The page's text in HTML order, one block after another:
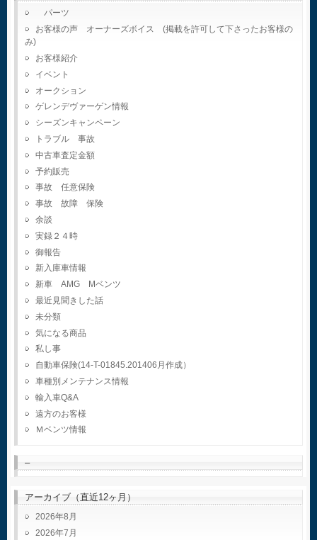
パーツ
お客様の声 オーナーズボイス (掲載を許可して下さったお客様の
み)
お客様紹介
イベント
オークション
ゲレンデヴァーゲン情報
シーズンキャンペーン
トラブル 事故
中古車査定金額
予約販売
事故 任意保険
事故 故障 保険
余談
実録２４時
御報告
新入庫車情報
新車 AMG Mベンツ
最近見聞きした話
未分類
気になる商品
私し事
自動車保険(14-T-01845.201406月作成）
車種別メンテナンス情報
輸入車Q&A
遠方のお客様
Ｍベンツ情報
–
アーカイブ（直近12ヶ月）
2026年8月
2026年7月